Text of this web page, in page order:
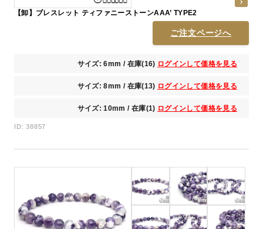
【卸】ブレスレット ティファニーストーンAAA’ TYPE2
ご注文ページへ
サイズ: 6mm / 在庫(16) ログインして価格を見る
サイズ: 8mm / 在庫(13) ログインして価格を見る
サイズ: 10mm / 在庫(1) ログインして価格を見る
ID: 38857